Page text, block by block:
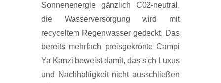
Sonnenenergie gänzlich C02-neutral,
die Wasserversorgung wird mit
recyceltem Regenwasser gedeckt. Das
bereits mehrfach preisgekrönte Campi
Ya Kanzi beweist damit, das sich Luxus
und Nachhaltigkeit nicht ausschließen